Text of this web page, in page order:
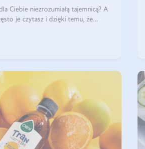
Ciebie niezrozumiałą tajemnicą? A
je czytasz i dzięki temu, że